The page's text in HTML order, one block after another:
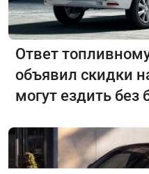
Ответ
объявил скидки
могут ездить без